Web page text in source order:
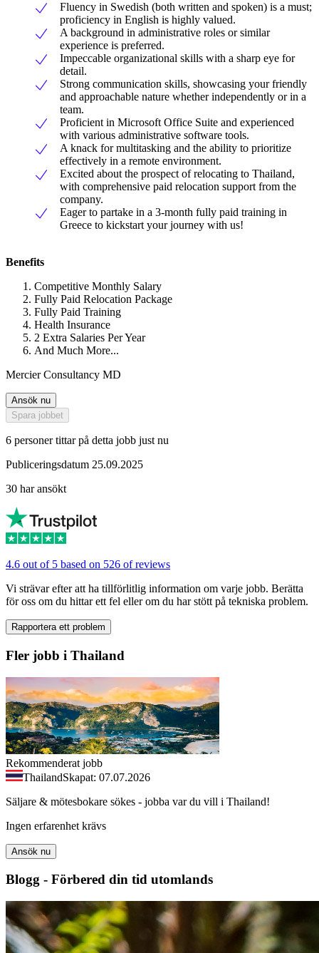
Fluency in Swedish (both written and spoken) is a must;
proficiency in English is highly valued.
A background in administrative roles or similar
experience is preferred.
Impeccable organizational skills with a sharp eye for
detail.
Strong communication skills, showcasing your friendly
and approachable nature whether independently or in a
team.
Proficient in Microsoft Office Suite and experienced
with various administrative software tools.
A knack for multitasking and the ability to prioritize
effectively in a remote environment.
Excited about the prospect of relocating to Thailand,
with comprehensive paid relocation support from the
company.
Eager to partake in a 3-month fully paid training in
Greece to kickstart your journey with us!
Benefits
Competitive Monthly Salary
Fully Paid Relocation Package
Fully Paid Training
Health Insurance
2 Extra Salaries Per Year
And Much More...
Mercier Consultancy MD
Ansök nu
Spara jobbet
6 personer tittar på detta jobb just nu
Publiceringsdatum 25.09.2025
30 har ansökt
4.6 out of 5 based on 526 of reviews
Vi strävar efter att ha tillförlitlig information om varje jobb. Berätta
för oss om du hittar ett fel eller om du har stött på tekniska problem.
Rapportera ett problem
Fler jobb i Thailand
Rekommenderat jobb
ThailandSkapat: 07.07.2026
Säljare & mötesbokare sökes - jobba var du vill i Thailand!
Ingen erfarenhet krävs
Ansök nu
Blogg - Förbered din tid utomlands